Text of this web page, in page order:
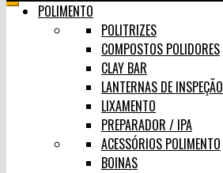
Skip
POLIMENTO
POLITRIZES
COMPOSTOS POLIDORES
CLAY BAR
LANTERNAS DE INSPEÇÃO
LIXAMENTO
PREPARADOR / IPA
ACESSÓRIOS POLIMENTO
BOINAS